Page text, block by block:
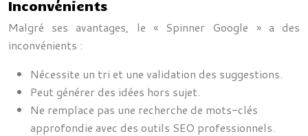
Inconvénients
Malgré ses avantages, le « Spinner Google » a des
inconvénients :
Nécessite un tri et une validation des suggestions.
Peut générer des idées hors sujet.
Ne remplace pas une recherche de mots-clés
approfondie avec des outils SEO professionnels.